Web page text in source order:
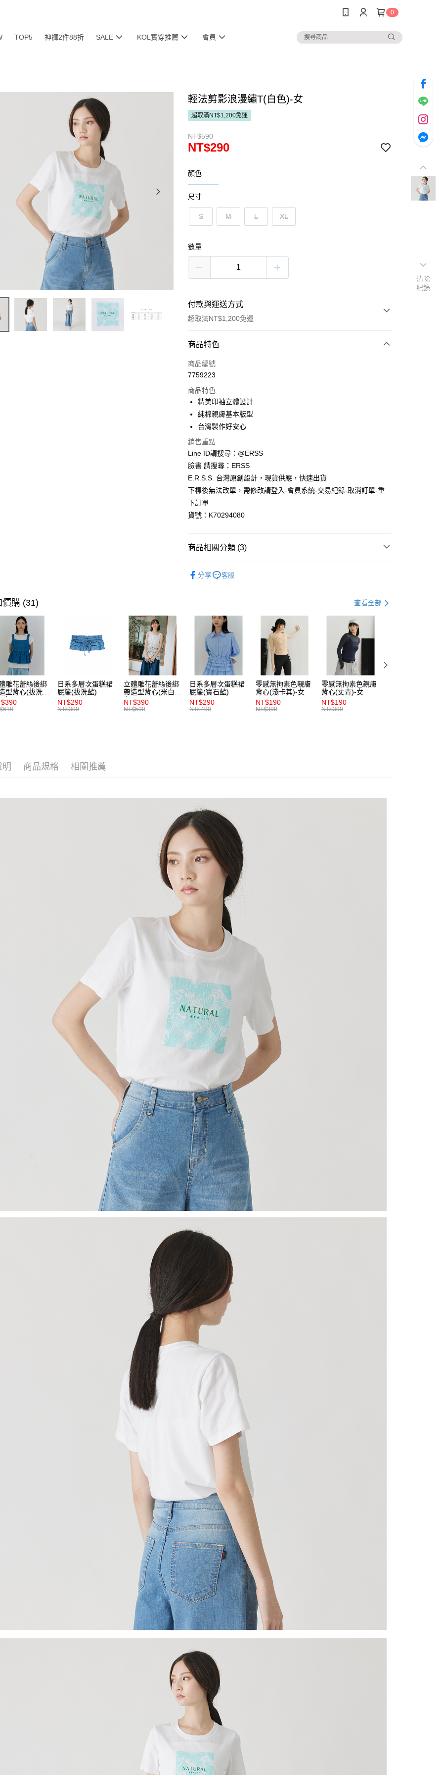
0
TOP5 神褲2件88折 SALE KOL實穿推薦 會員
輕法剪影浪漫繡T(白色)-女
超取滿NT$1,200免運
NT$590
NT$290
顏色
尺寸
S M L XL
數量
付款與運送方式
超取滿NT$1,200免運
付款方式
信用卡一次付款
LINE Pay
Apple Pay
悠遊付
【關於「AFTEE先享後付」】
AFTEE先享後付是「在收到商品之後才付款」的支付方式。 讓您購物簡單
便利好安心！
１．簡單：不需註冊會員、不需綁卡、不需儲值。
付」結帳頁面，進行簡訊認證並確認金額後，即可完成結帳。
絡購買商品的店家。未經商家同意取消之訂單仍視為有效，需透過AFTEE
先享後付繳納相關費用。
※ 交易是否成功請以「AFTEE先享後付 」之結帳頁面顯示為準，若有關於
是否繳費成功／繳費後需取消欲退款等相關疑問，請聯繫「AFTEE先享後
付客戶支援中心」https://netprotections.freshdesk.com/support/home
【注意事項】
１．透過由恩沛科技股份有限公司提供之「AFTEE先享後付」服務完成之
交易，需依本服務之必要範圍內提供個人資料，並將交易相關給付款項請
求債權轉讓予恩沛科技股份有限公司。
２．關於個人資料處理事宜，請瀏覽以下網址：
動。
ATM付款
全家取貨付款
萊爾富取貨付款
每筆NT$80，滿NT$1,200(含以上)免運費
付款後萊爾富取貨
每筆NT$80，滿NT$1,200(含以上)免運費
7-11取貨付款
每筆NT$80，滿NT$1,200(含以上)免運費
付款後7-11取貨
商品特色
商品編號
7759223
商品特色
精美印袖立體設計
純棉親膚基本版型
台灣製作好安心
銷售重點
Line ID請搜尋：@ERSS
臉書 請搜尋：ERSS
E.R.S.S. 台灣原創設計，現貨供應，快速出貨
下標後無法改單，需修改請登入-會員系統-交易紀錄-取消訂單-重
下訂單
貨號：K70294080
商品相關分類 (3)
分享 客服
價購 (31) 查看全部
雕花蕾絲後綁
型背心(拔洗
女
日系多層次蛋糕裙
屁簾(拔洗藍)
NT$290
NT$390
立體雕花蕾絲後綁
帶造型背心(米白)-
女
NT$390
NT$590
日系多層次蛋糕裙
屁簾(寶石藍)
NT$290
NT$490
零感無拘素色親膚
背心(淺卡其)-女
NT$190
NT$390
零感無拘素色親膚
背心(丈青)-女
NT$190
NT$390
明 商品規格 相關推薦
清除
紀錄